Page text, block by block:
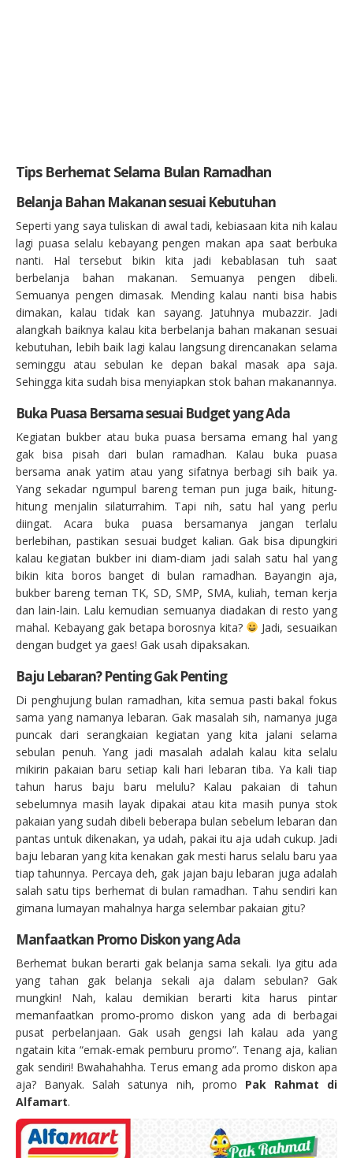
Tips Berhemat Selama Bulan Ramadhan
Belanja Bahan Makanan sesuai Kebutuhan
Seperti yang saya tuliskan di awal tadi, kebiasaan kita nih kalau
lagi puasa selalu kebayang pengen makan apa saat berbuka
nanti. Hal tersebut bikin kita jadi kebablasan tuh saat
berbelanja bahan makanan. Semuanya pengen dibeli.
Semuanya pengen dimasak. Mending kalau nanti bisa habis
dimakan, kalau tidak kan sayang. Jatuhnya mubazzir. Jadi
alangkah baiknya kalau kita berbelanja bahan makanan sesuai
kebutuhan, lebih baik lagi kalau langsung direncanakan selama
seminggu atau sebulan ke depan bakal masak apa saja.
Sehingga kita sudah bisa menyiapkan stok bahan makanannya.
Buka Puasa Bersama sesuai Budget yang Ada
Kegiatan bukber atau buka puasa bersama emang hal yang
gak bisa pisah dari bulan ramadhan. Kalau buka puasa
bersama anak yatim atau yang sifatnya berbagi sih baik ya.
Yang sekadar ngumpul bareng teman pun juga baik, hitung-
hitung menjalin silaturrahim. Tapi nih, satu hal yang perlu
diingat. Acara buka puasa bersamanya jangan terlalu
berlebihan, pastikan sesuai budget kalian. Gak bisa dipungkiri
kalau kegiatan bukber ini diam-diam jadi salah satu hal yang
bikin kita boros banget di bulan ramadhan. Bayangin aja,
bukber bareng teman TK, SD, SMP, SMA, kuliah, teman kerja
dan lain-lain. Lalu kemudian semuanya diadakan di resto yang
mahal. Kebayang gak betapa borosnya kita?
Jadi, sesuaikan
dengan budget ya gaes! Gak usah dipaksakan.
Baju Lebaran? Penting Gak Penting
Di penghujung bulan ramadhan, kita semua pasti bakal fokus
sama yang namanya lebaran. Gak masalah sih, namanya juga
puncak dari serangkaian kegiatan yang kita jalani selama
sebulan penuh. Yang jadi masalah adalah kalau kita selalu
mikirin pakaian baru setiap kali hari lebaran tiba. Ya kali tiap
tahun harus baju baru melulu? Kalau pakaian di tahun
sebelumnya masih layak dipakai atau kita masih punya stok
pakaian yang sudah dibeli beberapa bulan sebelum lebaran dan
pantas untuk dikenakan, ya udah, pakai itu aja udah cukup. Jadi
baju lebaran yang kita kenakan gak mesti harus selalu baru yaa
tiap tahunnya. Percaya deh, gak jajan baju lebaran juga adalah
salah satu tips berhemat di bulan ramadhan. Tahu sendiri kan
gimana lumayan mahalnya harga selembar pakaian gitu?
Manfaatkan Promo Diskon yang Ada
Berhemat bukan berarti gak belanja sama sekali. Iya gitu ada
yang tahan gak belanja sekali aja dalam sebulan? Gak
mungkin! Nah, kalau demikian berarti kita harus pintar
memanfaatkan promo-promo diskon yang ada di berbagai
pusat perbelanjaan. Gak usah gengsi lah kalau ada yang
ngatain kita “emak-emak pemburu promo”. Tenang aja, kalian
gak sendiri! Bwahahahha. Terus emang ada promo diskon apa
aja? Banyak. Salah satunya nih, promo Pak Rahmat di
Alfamart.